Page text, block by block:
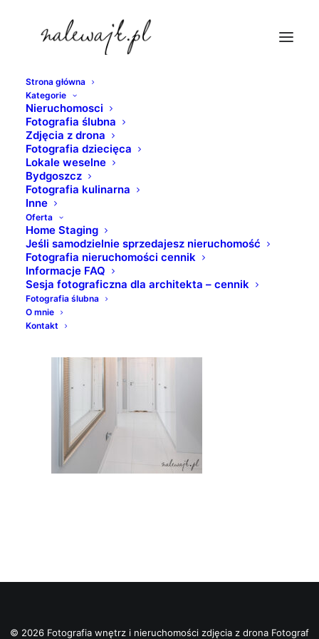
Strona główna
Kategorie
Nieruchomosci
Fotografia ślubna
Zdjęcia z drona
Fotografia dziecięca
Lokale weselne
Bydgoszcz
Fotografia kulinarna
Inne
Oferta
Home Staging
Jeśli samodzielnie sprzedajesz nieruchomość
Fotografia nieruchomości cennik
Informacje FAQ
Sesja fotograficzna dla architekta – cennik
Fotografia ślubna
O mnie
Kontakt
najlepsze-biuro-nieruchomosci-bydgoszcz
Strona Główna
Bydgoszcz fotograf wnętrz
najlepsze-biuro-nieruchomosci-bydgoszcz
© 2026 Fotografia wnętrz i nieruchomości zdjęcia z drona Fotograf